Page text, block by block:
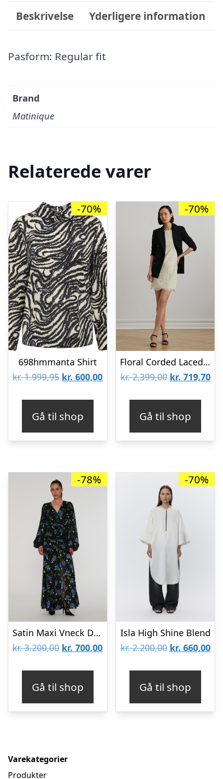
Beskrivelse Yderligere information
Pasform: Regular fit
Brand
Matinique
Relaterede varer
-70%
698hmmanta Shirt
kr.1.999,95 Den
var:
kr. 1.999,95.
kr. 600,00Den
kr. 600,00.
Gå til shop
-70%
Floral Corded Lacedress
kr.2.399,00 Den
var:
kr. 2.399,00.
kr. 719,70
kr.
Gå til shop
-78%
Satin Maxi Vneck Dress
kr.3.200,00 Den
var:
kr. 3.200,00.
kr. 700,00Den
kr. 700,00.
Gå til shop
-70%
Isla High Shine Blend
kr.2.200,00 Den
var:
kr. 2.200,00.
kr. 660,00
kr.
Gå til shop
Varekategorier
Produkter